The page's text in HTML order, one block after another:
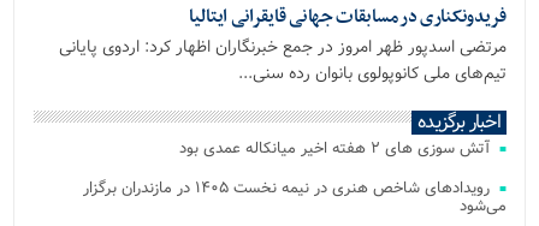
فریدونکناری در مسابقات جهانی قایقرانی ایتالیا
مرتضی اسدپور ظهر امروز در جمع خبرنگاران اظهار کرد: اردوی پایانی
تیم‌های ملی کانوپولوی بانوان رده سنی...
اخبار برگزیده
آتش‌ سوزی‌ های ۲ هفته اخیر میانکاله عمدی بود
رویدادهای شاخص هنری در نیمه نخست ۱۴۰۵ در مازندران برگزار
می‌شود